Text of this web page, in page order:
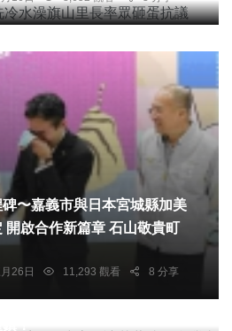
〜嘉義市與日本宮城縣加美
開啟合作新篇章 石山敬貴町
26日 11,293 觀看 8 分享
態系｜吳建志：讓花蓮成為